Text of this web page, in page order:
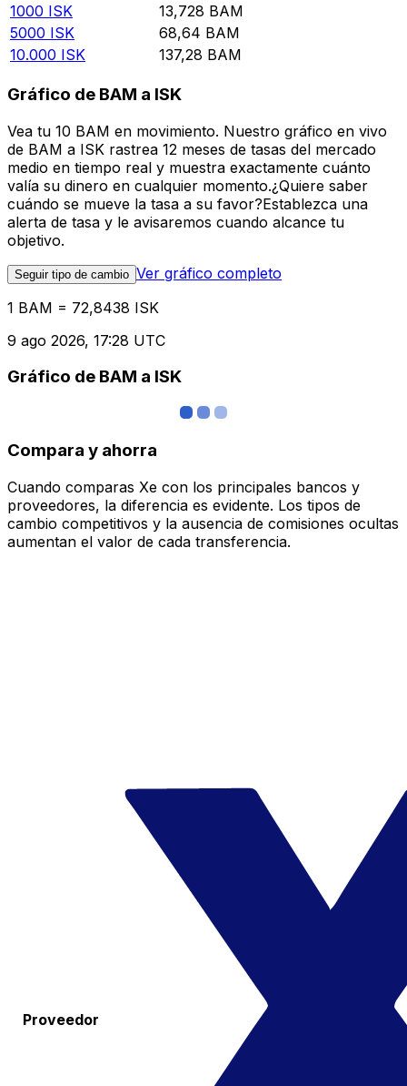
1000 ISK 13,728 BAM
5000 ISK 68,64 BAM
10.000 ISK 137,28 BAM
Gráfico de BAM a ISK
Vea tu 10 BAM en movimiento. Nuestro gráfico en vivo
de BAM a ISK rastrea 12 meses de tasas del mercado
medio en tiempo real y muestra exactamente cuánto
valía su dinero en cualquier momento.¿Quiere saber
cuándo se mueve la tasa a su favor?Establezca una
alerta de tasa y le avisaremos cuando alcance tu
objetivo.
Seguir tipo de cambio Ver gráfico completo
1 BAM = 72,8438 ISK
9 ago 2026, 17:28 UTC
Gráfico de BAM a ISK
Compara y ahorra
Cuando comparas Xe con los principales bancos y
proveedores, la diferencia es evidente. Los tipos de
cambio competitivos y la ausencia de comisiones ocultas
aumentan el valor de cada transferencia.
Proveedor